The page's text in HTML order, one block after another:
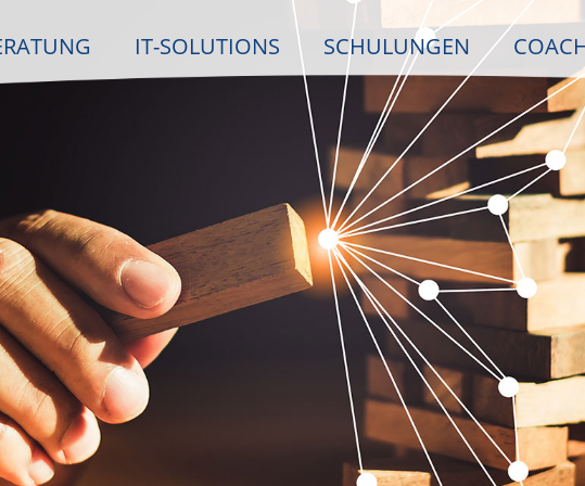
IT-SOLUTIONS SCHULUNGEN